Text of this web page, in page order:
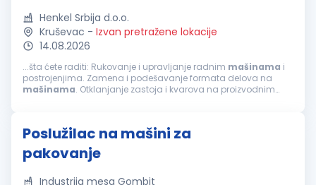
Henkel Srbija d.o.o.
Kruševac - Izvan pretražene lokacije
14.08.2026
...šta ćete raditi: Rukovanje i upravljanje radnim mašinama i
postrojenjima. Zamena i podešavanje formata delova na
mašinama. Otklanjanje zastoja i kvarova na proizvodnim
Poslužilac na mašini za
pakovanje
Industrija mesa Gombit